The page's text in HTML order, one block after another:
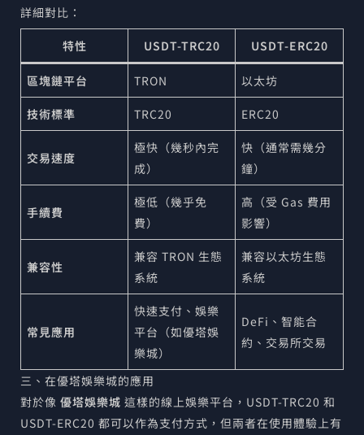
詳細對比：
特性 USDT-TRC20 USDT-ERC20
區塊鏈平台 TRON 以太坊
技術標準 TRC20 ERC20
交易速度
極快（幾秒內完
成）
快（通常需幾分
鐘）
手續費
極低（幾乎免
費）
高（受 Gas 費用
影響）
兼容性
兼容 TRON 生態
系統
兼容以太坊生態
系統
常見應用
快速支付、娛樂
平台（如優塔娛
樂城）
DeFi、智能合
約、交易所交易
三、在優塔娛樂城的應用
對於像 優塔娛樂城 這樣的線上娛樂平台，USDT-TRC20 和
USDT-ERC20 都可以作為支付方式，但兩者在使用體驗上有